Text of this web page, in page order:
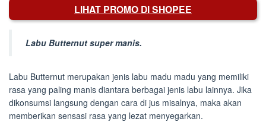
LIHAT PROMO DI SHOPEE
Labu Butternut super manis.
Labu Butternut merupakan jenis labu madu madu yang memiliki
rasa yang paling manis diantara berbagai jenis labu lainnya. Jika
dikonsumsi langsung dengan cara di jus misalnya, maka akan
memberikan sensasi rasa yang lezat menyegarkan.